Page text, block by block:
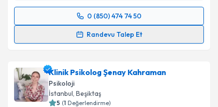
0 (850) 474 74 50
Randevu Talep Et
Randevu Takvimi Talebi
randevu almanız için bir takvim hazırlandığında e-
posta ile bilgilendireceğiz.
E-posta Adresiniz
Klinik Psikolog Şenay Kahraman
Psikoloji
İstanbul, Beşiktaş
5 (1 Değerlendirme)